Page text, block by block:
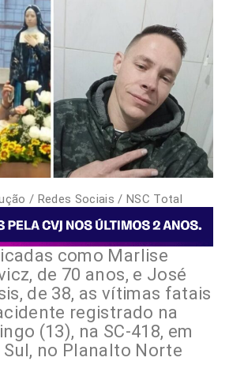
/ Redes Sociais / NSC Total
como Marlise
de 70 anos, e José
de 38, as vítimas fatais
registrado na
(13), na SC-418, em
Sul, no Planalto Norte